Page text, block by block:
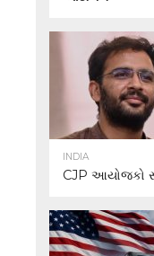
INDIA
CJP આયોજકો